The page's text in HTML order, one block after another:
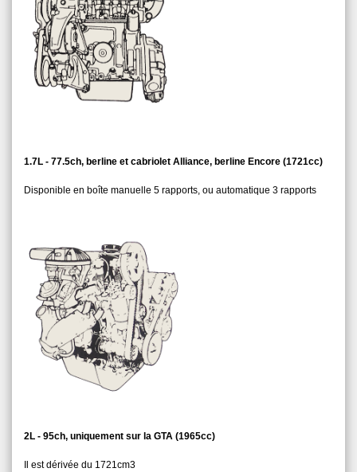
1.7L - 77.5ch, berline et cabriolet Alliance, berline Encore (1721cc)
Disponible en boîte manuelle 5 rapports, ou automatique 3 rapports
2L - 95ch, uniquement sur la GTA (1965cc)
Il est dérivée du 1721cm3